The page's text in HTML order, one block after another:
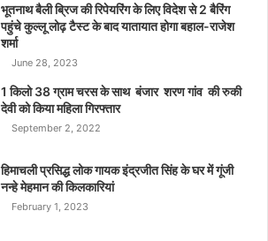
भूतनाथ बैली ब्रिज की रिपेयरिंग के लिए विदेश से 2 बैरिंग
पहुंचे कुल्लू लोढ़ टैस्ट के बाद यातायात होगा बहाल-राजेश
शर्मा
June 28, 2023
1 किलो 38 ग्राम चरस के साथ बंजार शरण गांव की रुकी
देवी को किया महिला गिरफ्तार
September 2, 2022
हिमाचली प्रसिद्ध लोक गायक इंद्रजीत सिंह के घर में गूंजी
नन्हे मेहमान की किलकारियां
February 1, 2023